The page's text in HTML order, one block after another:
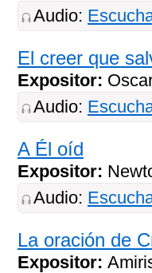
Audio:
El creer que
Expositor:
Audio:
A Él oíd
Expositor:
Audio:
La oración de
Expositor: